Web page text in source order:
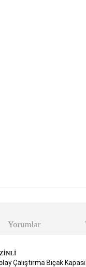
Yorumlar
Çalıştırma Bıçak